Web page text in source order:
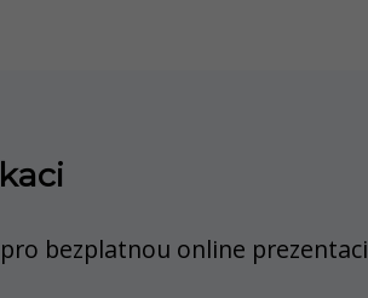
bezplatnou online prezentaci